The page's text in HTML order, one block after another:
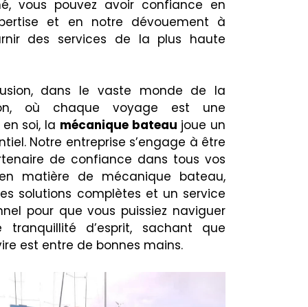
vous pouvez avoir confiance en
et en notre dévouement à
des services de la plus haute
dans le vaste monde de la
où chaque voyage est une
soi, la mécanique bateau joue un
Notre entreprise s’engage à être
de confiance dans tous vos
matière de mécanique bateau,
solutions complètes et un service
pour que vous puissiez naviguer
tranquillité d’esprit, sachant que
est entre de bonnes mains.